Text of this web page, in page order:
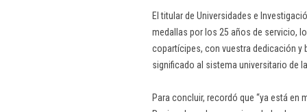
El titular de Universidades e
medallas por los 25 años de servicio,
copartícipes, con vuestra dedicación y
significado al sistema universitario de
Para concluir, recordó que “ya está en